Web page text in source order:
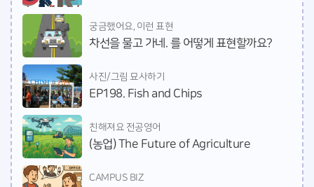
궁금했어요, 이런 표현
차선을 물고 가네. 를 어떻게 표현할까요?
사진/그림 묘사하기
EP198. Fish and Chips
친해져요 전공영어
(농업) The Future of Agriculture
CAMPUS BIZ